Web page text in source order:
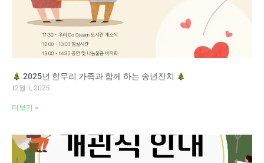
2025년 한무리 가족과 함께 하는 송년잔치
12월 1, 2025
더보기 »